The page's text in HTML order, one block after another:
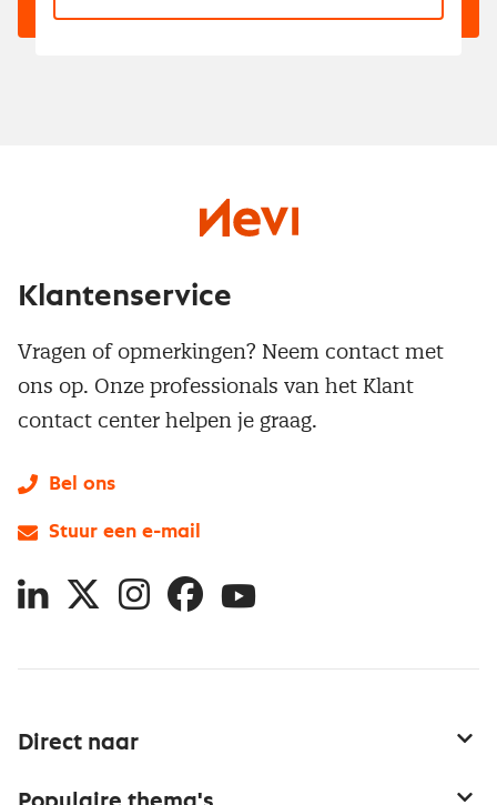
Direct naar
Klantenservice
Vragen of opmerkingen? Neem contact met
ons op. Onze professionals van het Klant
contact center helpen je graag.
Bel ons
Stuur een e-mail
LinkedIn
X InstagramFacebookYouTube